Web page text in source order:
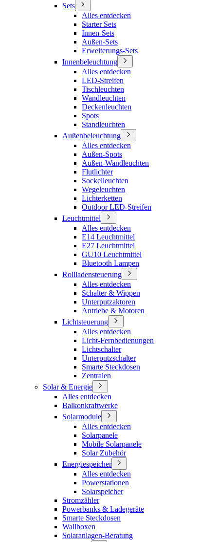
Sets
Alles entdecken
Starter Sets
Innen-Sets
Außen-Sets
Erweiterungs-Sets
Innenbeleuchtung
Alles entdecken
LED-Streifen
Tischleuchten
Wandleuchten
Deckenleuchten
Spots
Standleuchten
Außenbeleuchtung
Alles entdecken
Außen-Spots
Außen-Wandleuchten
Flutlichter
Sockelleuchten
Wegeleuchten
Lichterketten
Outdoor LED-Streifen
Leuchtmittel
Alles entdecken
E14 Leuchtmittel
E27 Leuchtmittel
GU10 Leuchtmittel
Bluetooth Lampen
Rollladensteuerung
Alles entdecken
Schalter & Wippen
Unterputzaktoren
Antriebe & Motoren
Lichtsteuerung
Alles entdecken
Licht-Fernbedienungen
Lichtschalter
Unterputzschalter
Smarte Steckdosen
Zentralen
Solar & Energie
Alles entdecken
Balkonkraftwerke
Solarmodule
Alles entdecken
Solarpanele
Mobile Solarpanele
Solar Zubehör
Energiespeicher
Alles entdecken
Powerstationen
Solarspeicher
Stromzähler
Powerbanks & Ladegeräte
Smarte Steckdosen
Wallboxen
Solaranlagen-Beratung